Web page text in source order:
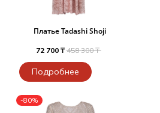
Платье Tadashi Shoji
72 700 ₸ 458 300 ₸
Подробнее
-80%